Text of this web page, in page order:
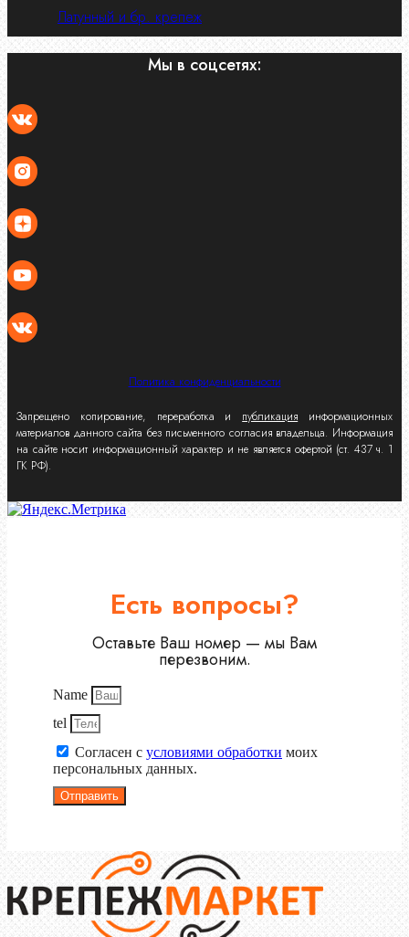
Латунный и бр. крепеж
Мы в соцсетях:
Политика конфиденциальности
Запрещено копирование, переработка и публикация информационных
материалов данного сайта без письменного согласия владельца. Информация
на сайте носит информационный характер и не является офертой (ст. 437 ч. 1
ГК РФ).
Есть вопросы?
Оставьте Ваш номер — мы Вам
перезвоним.
Name
tel
Согласен с условиями обработки моих
персональных данных.
Отправить